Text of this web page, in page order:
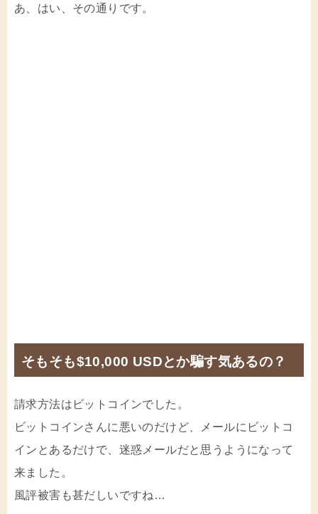
あ、はい、その通りです。
そもそも$10,000 USDとか騙す気あるの？
請求方法はビットコインでした。
ビットコインさんに悪いのだけど、メールにビットコ
インとあるだけで、迷惑メールだと思うようになって
来ました。
風評被害も甚だしいですね…